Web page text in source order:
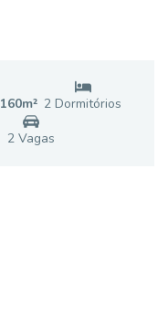
160m² 2 Dormitórios
2 Vagas